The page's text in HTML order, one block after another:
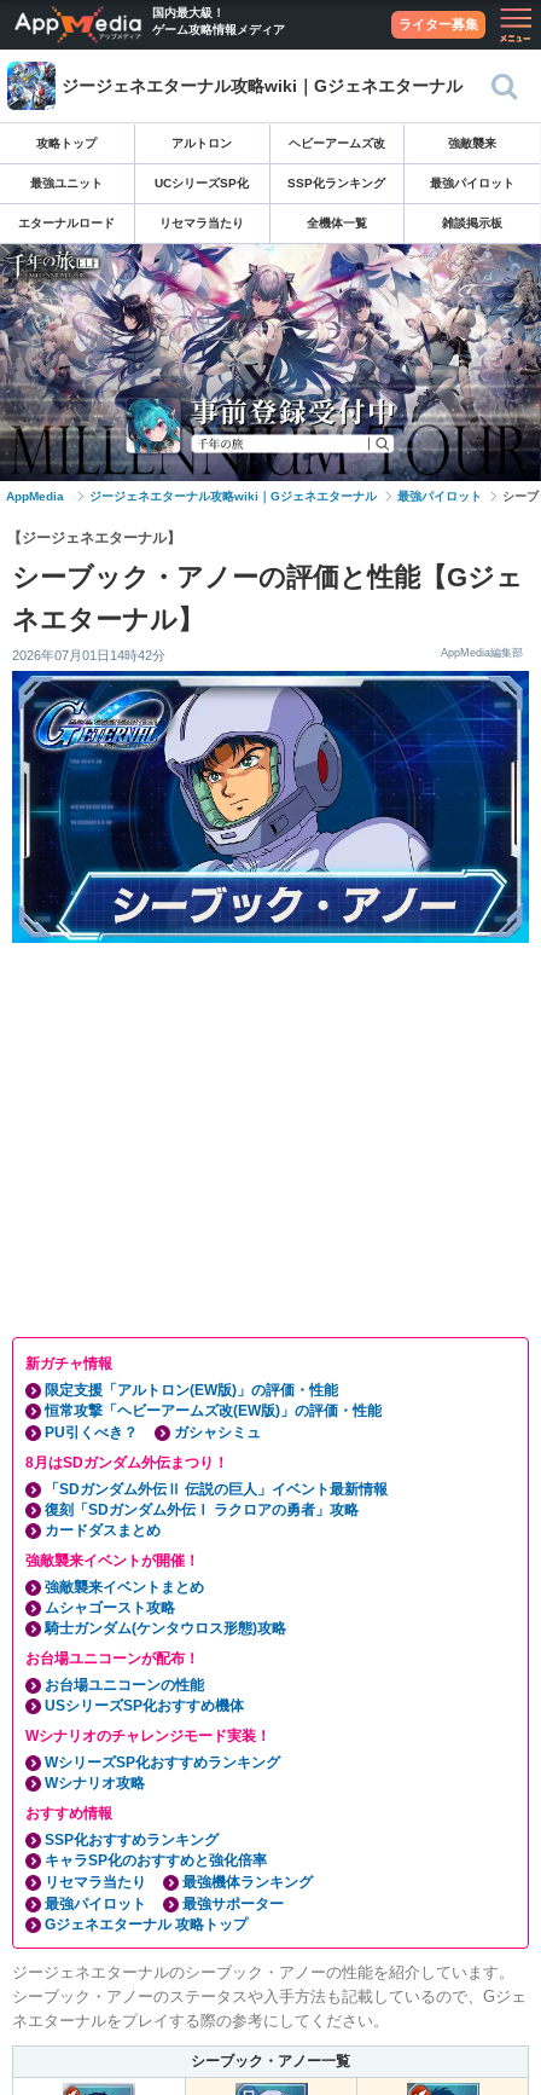
国内最大級！
ゲーム攻略情報メディア
ライター募集
ジージェネエターナル攻略wiki｜Gジェネエターナル
攻略トップ アルトロン ヘビーアームズ改 強敵襲来
最強ユニット UCシリーズSP化 SSP化ランキング 最強パイロット
エターナルロード リセマラ当たり 全機体一覧 雑談掲示板
AppMedia ジージェネエターナル攻略wiki｜Gジェネエターナル 最強パイロット シー
【ジージェネエターナル】
シーブック・アノーの評価と性能【Gジェ
ネエターナル】
2026年07月01日14時42分 AppMedia編集部
新ガチャ情報
限定支援「アルトロン(EW版)」の評価・性能
恒常攻撃「ヘビーアームズ改(EW版)」の評価・性能
PU引くべき？
ガシャシミュ
8月はSDガンダム外伝まつり！
「SDガンダム外伝Ⅱ 伝説の巨人」イベント最新情報
復刻「SDガンダム外伝Ⅰ ラクロアの勇者」攻略
カードダスまとめ
強敵襲来イベントが開催！
強敵襲来イベントまとめ
ムシャゴースト攻略
騎士ガンダム(ケンタウロス形態)攻略
お台場ユニコーンが配布！
お台場ユニコーンの性能
USシリーズSP化おすすめ機体
Wシナリオのチャレンジモード実装！
WシリーズSP化おすすめランキング
Wシナリオ攻略
おすすめ情報
SSP化おすすめランキング
キャラSP化のおすすめと強化倍率
リセマラ当たり
最強機体ランキング
最強パイロット
最強サポーター
Gジェネエターナル 攻略トップ
ジージェネエターナルのシーブック・アノーの性能を紹介しています。
シーブック・アノーのステータスや入手方法も記載しているので、Gジェ
ネエターナルをプレイする際の参考にしてください。
シーブック・アノー一覧